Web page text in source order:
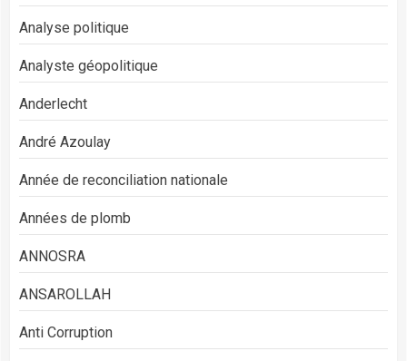
Analyse politique
Analyste géopolitique
Anderlecht
André Azoulay
Année de reconciliation nationale
Années de plomb
ANNOSRA
ANSAROLLAH
Anti Corruption